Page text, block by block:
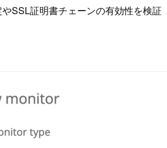
SSL証明書チェーンの有効性を検証